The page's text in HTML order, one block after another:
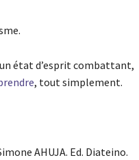
un état d’esprit combattant,
, tout simplement.
AHUJA. Ed. Diateino.